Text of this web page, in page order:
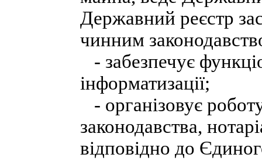
Державний реєстр
чинним
- забезпечує
інформатизації;
- організовує
законодавства,
відповідно до